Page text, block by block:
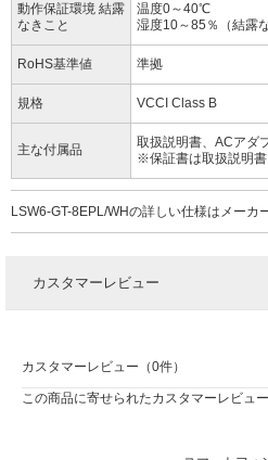
動作保証環境 結露
なきこと
温度0～40℃
湿度10～85％（結露
RoHS基準値 準拠
規格 VCCI Class B
主な付属品
取扱説明書、ACアダ
※保証書は取扱説明
LSW6-GT-8EPL/WHの詳しい仕様は メーカ
カスタマーレビュー
カスタマーレビュー（0件）
この商品に寄せられたカスタマーレビュ